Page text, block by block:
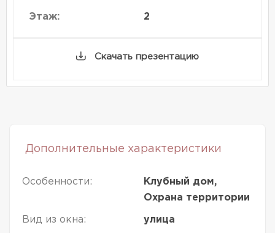
Этаж: 2
Скачать презентацию
Дополнительные характеристики
Особенности:
Клубный дом,
Охрана территории
Вид из окна: улица